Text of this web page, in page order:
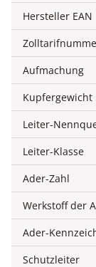
Hersteller EAN
Aufmachung
Kupfergewicht
Leiter-
Leiter-Klasse
Ader-Zahl
Ader-
Schutzleiter